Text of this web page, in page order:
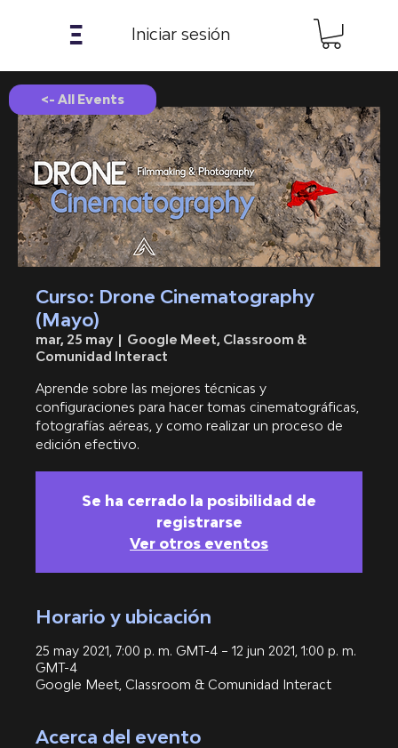
𝝣 Iniciar sesión
Curso: Drone Cinematography
(Mayo)
mar, 25 may
  |
Google Meet, Classroom &
Comunidad Interact
Aprende sobre las mejores técnicas y
configuraciones para hacer tomas cinematográficas,
fotografías aéreas, y como realizar un proceso de
edición efectivo.
Se ha cerrado la posibilidad de
registrarse
Ver otros eventos
Horario y ubicación
25 may 2021, 7:00 p. m. GMT-4 – 12 jun 2021, 1:00 p. m.
GMT-4
Google Meet, Classroom & Comunidad Interact
Acerca del evento
<- All Events